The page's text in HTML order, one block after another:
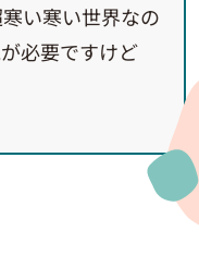
い寒い世界なの
必要ですけど